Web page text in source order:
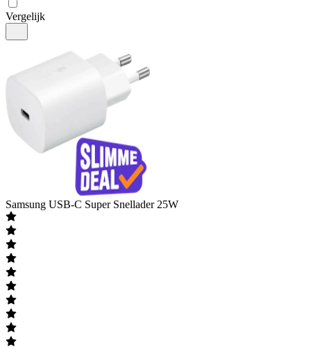
Vergelijk
Samsung USB-C Super Snellader 25W